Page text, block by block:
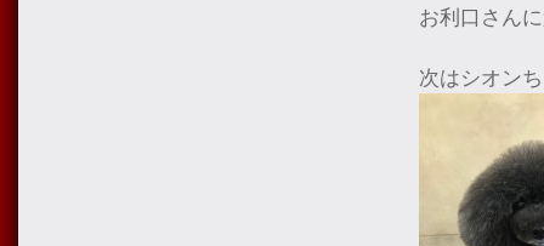
お利口さん
次はシオン